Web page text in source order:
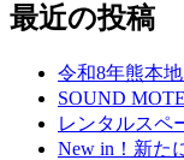
最近の投稿
令和8年熊本
SOUND
レンタルスペ
New in！新た